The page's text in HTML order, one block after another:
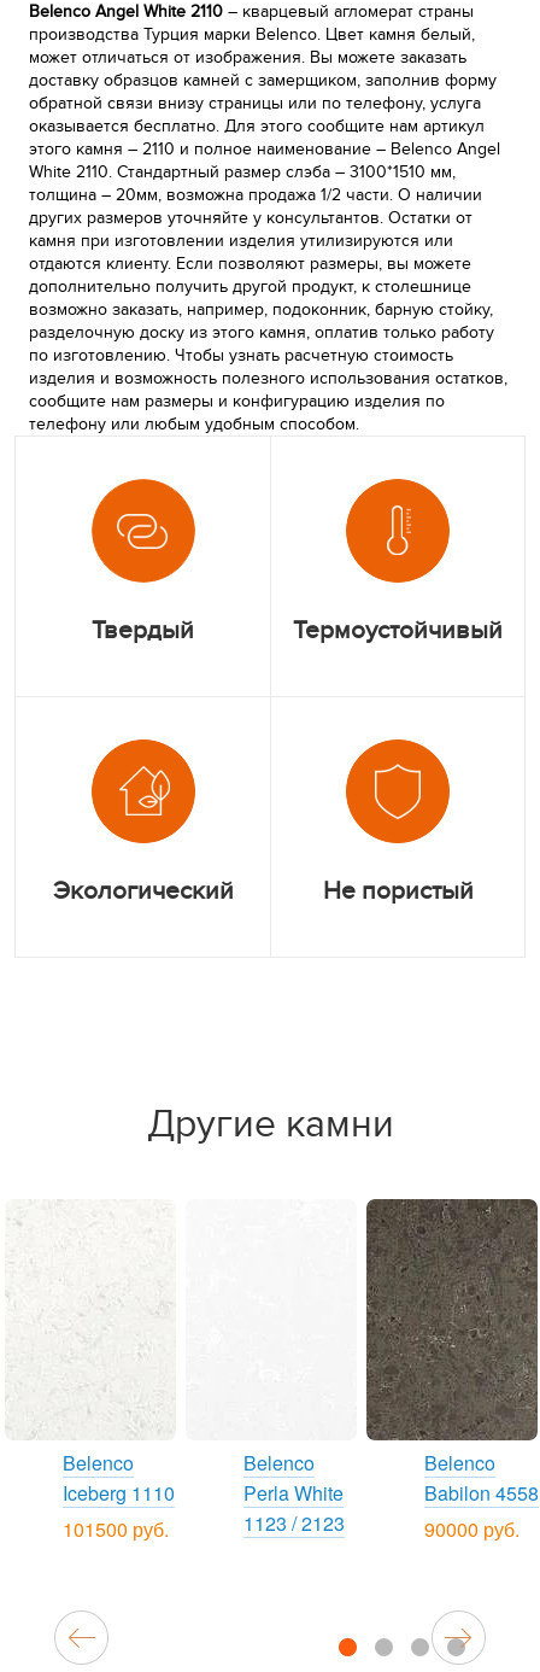
Belenco Angel White 2110 – кварцевый агломерат страны
производства Турция марки Belenco. Цвет камня белый,
может отличаться от изображения. Вы можете заказать
доставку образцов камней с замерщиком, заполнив форму
обратной связи внизу страницы или по телефону, услуга
оказывается бесплатно. Для этого сообщите нам артикул
этого камня – 2110 и полное наименование – Belenco Angel
White 2110. Стандартный размер слэба – 3100*1510 мм,
толщина – 20мм, возможна продажа 1/2 части. О наличии
других размеров уточняйте у консультантов. Остатки от
камня при изготовлении изделия утилизируются или
отдаются клиенту. Если позволяют размеры, вы можете
дополнительно получить другой продукт, к столешнице
возможно заказать, например, подоконник, барную стойку,
разделочную доску из этого камня, оплатив только работу
по изготовлению. Чтобы узнать расчетную стоимость
изделия и возможность полезного использования остатков,
сообщите нам размеры и конфигурацию изделия по
телефону или любым удобным способом.
Твердый Термоустойчивый
Экологический Не пористый
Другие камни
Belenco
Iceberg 1110
101500 руб.
Belenco
Perla White
1123 / 2123
Belenco
Babilon 4558
90000 руб.
1 2 3 4